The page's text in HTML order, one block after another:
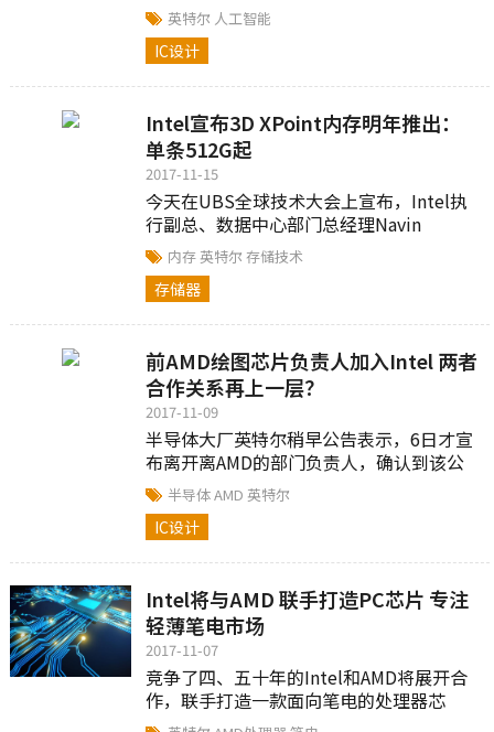
区总裁杨旭指出，不能做埃菲尔铁塔式的
研发，公司任何技术要广泛合作，要在市
场中验证成功。
英特尔 人工智能
IC设计
Intel宣布3D XPoint内存明年推出：
单条512G起
2017-11-15
今天在UBS全球技术大会上宣布，Intel执
行副总、数据中心部门总经理Navin
Shenoy在展示中宣布，基于3D XPoint存
储技术的DIMM内存条将在2018下半年推
出。
内存 英特尔 存储技术
存储器
前AMD绘图芯片负责人加入Intel 两者
合作关系再上一层？
2017-11-09
半导体大厂英特尔稍早公告表示，6日才宣
布离开离AMD的部门负责人，确认到该公
司任职。这不禁令市场联想，才刚刚宣布
准备合作笔记型电脑处理器的英特尔与
AMD两家公司，未来是不是将藉此而有更
半导体AMD 英特尔
IC设计
Intel将与AMD 联手打造PC芯片 专注
轻薄笔电市场
2017-11-07
竞争了四、五十年的Intel和AMD将展开合
作，联手打造一款面向笔电的处理器芯
片。